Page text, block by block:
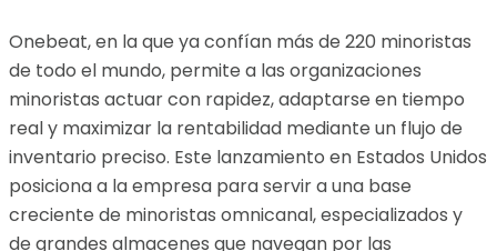
Onebeat, en la que ya confían más de 220 minoristas
de todo el mundo, permite a las organizaciones
minoristas actuar con rapidez, adaptarse en tiempo
real y maximizar la rentabilidad mediante un flujo de
inventario preciso. Este lanzamiento en Estados Unidos
posiciona a la empresa para servir a una base
creciente de minoristas omnicanal, especializados y
de grandes almacenes que navegan por las